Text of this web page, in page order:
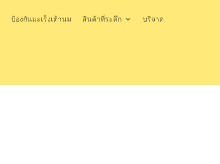
ป้องกันมะเร็งเต้านม สินค้าที่ระลึก บริจาค